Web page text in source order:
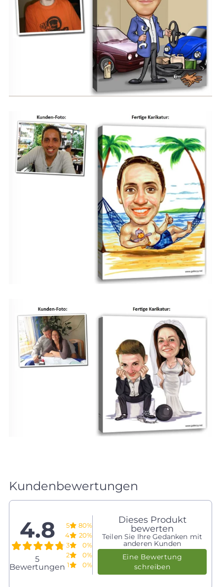
Kundenbewertungen
4.8
5
Bewertungen
5
80%
4
20%
3
0%
2
0%
1
0%
Dieses Produkt
bewerten
Teilen Sie Ihre Gedanken mit
anderen Kunden
Eine Bewertung
schreiben